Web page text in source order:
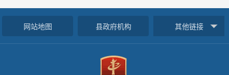
网站地图 县政府机构 其他链接